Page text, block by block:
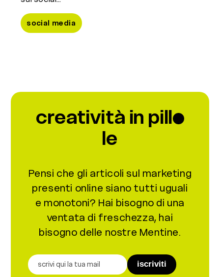
social media
creatività in pill
le
Pensi che gli articoli sul marketing
presenti online siano tutti uguali
e monotoni? Hai bisogno di una
ventata di freschezza, hai
bisogno delle nostre Mentine.